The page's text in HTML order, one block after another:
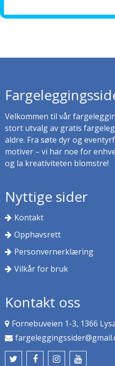
Velkommen til vår
stort utvalg av gratis
aldre. Fra søte dyr og
motiver – vi har noe for
og la kreativiteten blomstre!
Nyttige sider
Kontakt
Opphavsrett
Personvernerklæring
Vilkår for bruk
Kontakt oss
Fornebuveien 1-3, 1366